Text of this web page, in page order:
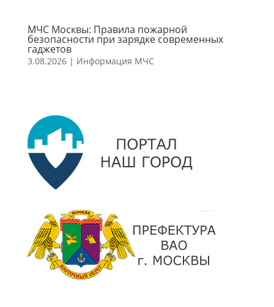
МЧС Москвы: Правила пожарной
безопасности при зарядке современных
гаджетов
3.08.2026| Информация МЧС